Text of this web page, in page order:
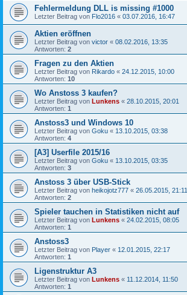
Fehlermeldung DLL is missing #1000
Letzter Beitrag von Flo2016 « 03.07.2016, 16:47
Aktien eröffnen
Letzter Beitrag von victor « 08.02.2016, 13:35
Antworten: 2
Fragen zu den Aktien
Letzter Beitrag von Rikardo « 24.12.2015, 10:00
Antworten: 10
Wo Anstoss 3 kaufen?
Letzter Beitrag von Lunkens « 28.10.2015, 20:01
Antworten: 1
Anstoss3 und Windows 10
Letzter Beitrag von Goku « 13.10.2015, 03:38
Antworten: 4
[A3] Userfile 2015/16
Letzter Beitrag von Goku « 13.10.2015, 03:35
Antworten: 3
Anstoss 3 über USB-Stick
Letzter Beitrag von heikojotz777 « 26.05.2015, 21:11
Antworten: 2
Spieler tauchen in Statistiken nicht auf
Letzter Beitrag von Lunkens « 24.02.2015, 08:05
Antworten: 1
Anstoss3
Letzter Beitrag von Player « 12.01.2015, 22:17
Antworten: 1
Ligenstruktur A3
Letzter Beitrag von Lunkens « 11.12.2014, 11:50
Antworten: 1